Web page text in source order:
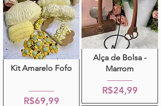
Kit Amarelo Fofo
R$69,99
Alça de Bolsa -
Marrom
R$24,99